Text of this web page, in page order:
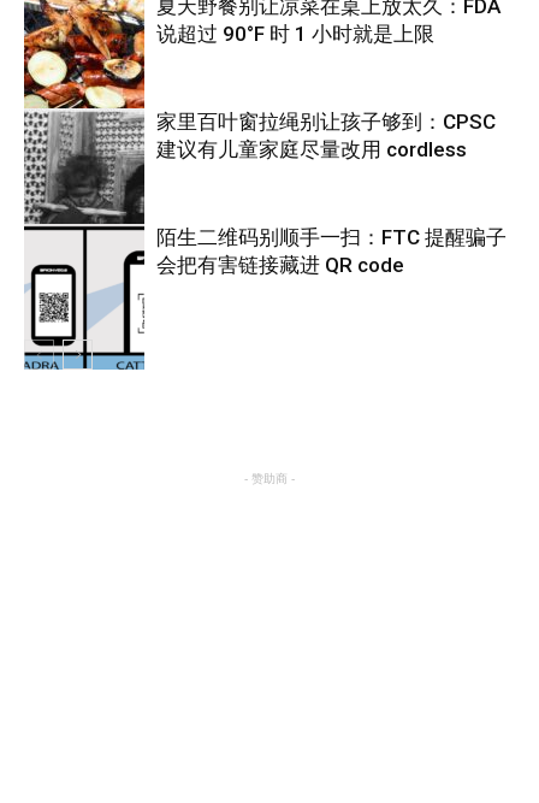
热点
夏天野餐别让凉菜在桌上放太久：FDA
说超过 90°F 时 1 小时就是上限
热点
家里百叶窗拉绳别让孩子够到：CPSC
建议有儿童家庭尽量改用 cordless
陌生二维码别顺手一扫：FTC 提醒骗子
会把有害链接藏进 QR code
- 赞助商 -